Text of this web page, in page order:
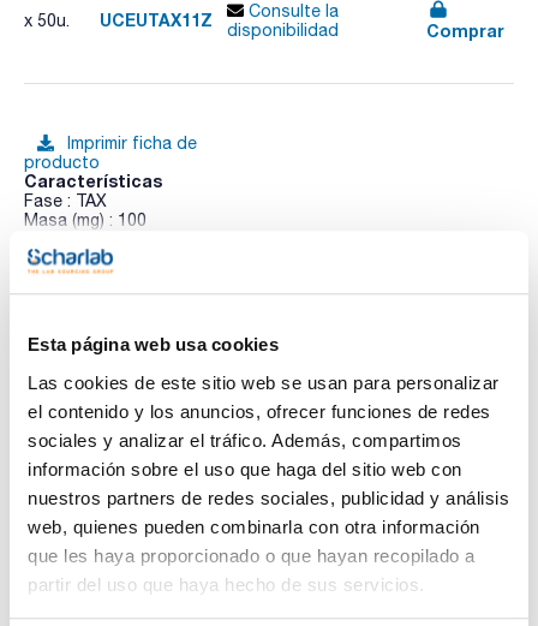
Esta página web usa cookies
Las cookies de este sitio web se usan para personalizar
el contenido y los anuncios, ofrecer funciones de redes
sociales y analizar el tráfico. Además, compartimos
información sobre el uso que haga del sitio web con
nuestros partners de redes sociales, publicidad y análisis
web, quienes pueden combinarla con otra información
que les haya proporcionado o que hayan recopilado a
partir del uso que haya hecho de sus servicios.
x 50u. UCEUTAX11Z
Consulte la
disponibilidad
Comprar
Imprimir ficha de
producto
Características
Fase : TAX
Masa (mg) : 100
Pack (u.) : 50
Los cartuchos de extracción en fase sólida (SPE) Enviro-
y la purificación de analitos ambientales como pesticidas,
herbicidas, hidrocarburos poliaromáticos, bifenilos
ambiente. Con sorbentes de extracción ultralimpios y fritas
de PTFE químicamente resistentes, permite purificar matrices
de concentración traza.
Los adsorbentes de intercambio catiónico Enviro-Clean® de
mientras que los adsorbentes de intercambio aniónico
permiten la extracción de compuestos ácidos. Ambos se
tipos de sorbentes y cantidades adaptadas a los requisitos
específicos de cada análisis.
Ver más
Documentación técnica
TDS / Ficha técnica
Regístrate para
descargas
COA
Regístrate para
descargas
SDS/ Hoja de seguridad
Regístrate para
descargas